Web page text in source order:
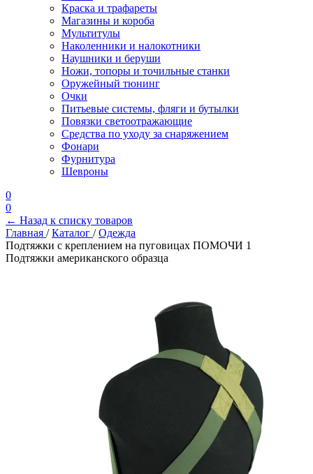
Краска и трафареты
Магазины и короба
Мультитулы
Наколенники и налокотники
Наушники и беруши
Ножи, топоры и точильные станки
Оружейный тюнинг
Очки
Питьевые системы, фляги и бутылки
Повязки светоотражающие
Средства по уходу за снаряжением
Фонари
Фурнитура
Шевроны
0
0
← Назад к списку товаров
Главная / Каталог / Одежда
Подтяжки с креплением на пуговицах ПОМОЧИ 1
Подтяжки американского образца